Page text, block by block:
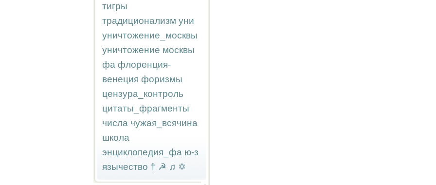
тигры
традиционализм уни
уничтожение_москвы
уничтожение москвы
фа флоренция-
венеция форизмы
цензура_контроль
цитаты_фрагменты
числа чужая_всячина
школа
энциклопедия_фа ю-з
язычество † ☭ ♫ ✡